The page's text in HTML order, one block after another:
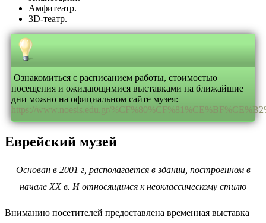
Амфитеатр.
3D-театр.
Ознакомиться с расписанием работы, стоимостью
посещения и ожидающимися выставками на ближайшие
дни можно на официальном сайте музея:
https://www.noesis.edu.gr/
Еврейский музей
Основан в 2001 г, располагается в здании, построенном в
начале XX в. И относящимся к неоклассическому стилю
Вниманию посетителей предоставлена временная выставка